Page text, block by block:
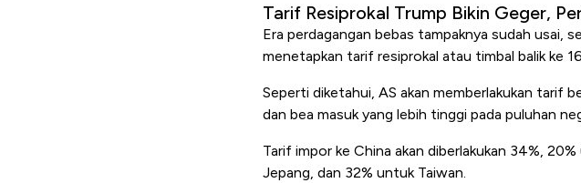
Tarif Resiprokal Trump Bikin Geger,
Era perdagangan bebas tampaknya sudah usai,
menetapkan tarif resiprokal atau timbal balik ke
Seperti diketahui, AS akan memberlakukan tarif
dan bea masuk yang lebih tinggi pada puluhan
Tarif impor ke China akan diberlakukan 34%,
Jepang, dan 32% untuk Taiwan.